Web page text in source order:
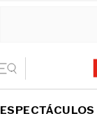
ESPECTÁCULOS